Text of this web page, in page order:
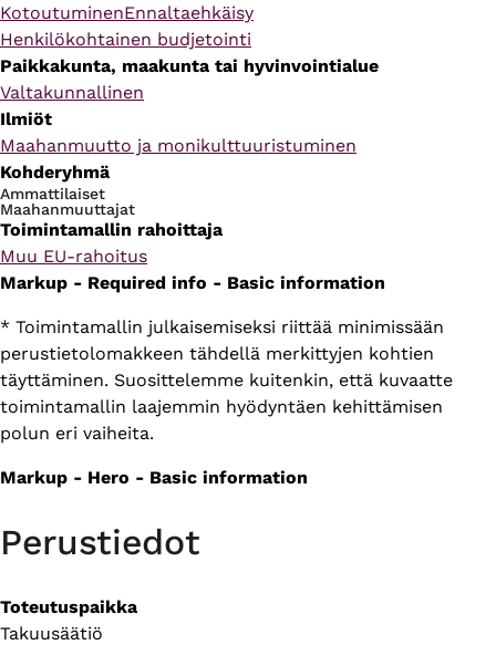
KotoutuminenEnnaltaehkäisy
Henkilökohtainen budjetointi
Paikkakunta, maakunta tai hyvinvointialue
Valtakunnallinen
Ilmiöt
Maahanmuutto ja monikulttuuristuminen
Kohderyhmä
Ammattilaiset
Maahanmuuttajat
Toimintamallin rahoittaja
Muu EU-rahoitus
Markup - Required info - Basic information
* Toimintamallin julkaisemiseksi riittää minimissään
perustietolomakkeen tähdellä merkittyjen kohtien
täyttäminen. Suosittelemme kuitenkin, että kuvaatte
toimintamallin laajemmin hyödyntäen kehittämisen
polun eri vaiheita.
Markup - Hero - Basic information
Perustiedot
Toteutuspaikka
Takuusäätiö